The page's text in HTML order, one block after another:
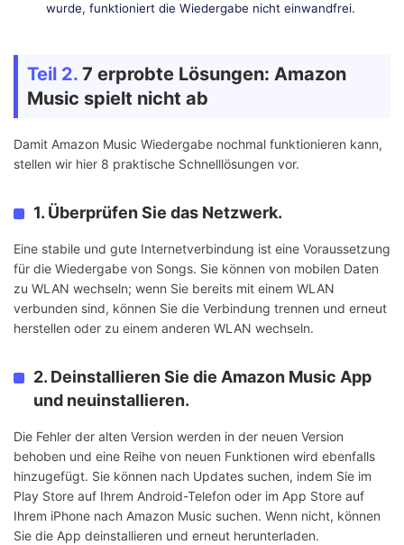
wurde, funktioniert die Wiedergabe nicht einwandfrei.
Teil 2. 7 erprobte Lösungen: Amazon
Music spielt nicht ab
Damit Amazon Music Wiedergabe nochmal funktionieren kann,
stellen wir hier 8 praktische Schnelllösungen vor.
1. Überprüfen Sie das Netzwerk.
Eine stabile und gute Internetverbindung ist eine Voraussetzung
für die Wiedergabe von Songs. Sie können von mobilen Daten
zu WLAN wechseln; wenn Sie bereits mit einem WLAN
verbunden sind, können Sie die Verbindung trennen und erneut
herstellen oder zu einem anderen WLAN wechseln.
2. Deinstallieren Sie die Amazon Music App
und neuinstallieren.
Die Fehler der alten Version werden in der neuen Version
behoben und eine Reihe von neuen Funktionen wird ebenfalls
hinzugefügt. Sie können nach Updates suchen, indem Sie im
Play Store auf Ihrem Android-Telefon oder im App Store auf
Ihrem iPhone nach Amazon Music suchen. Wenn nicht, können
Sie die App deinstallieren und erneut herunterladen.